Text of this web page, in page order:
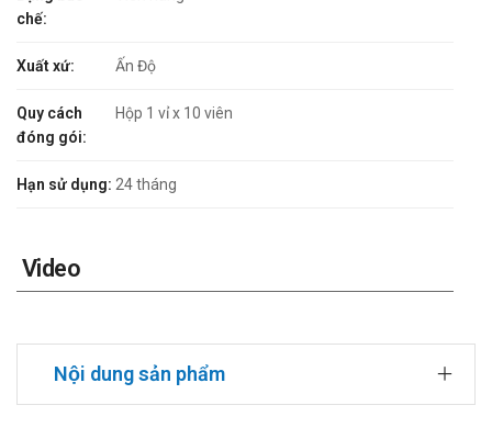
chế:
Xuất xứ: Ấn Độ
Quy cách
đóng gói:
Hộp 1 vỉ x 10 viên
Hạn sử dụng: 24 tháng
Video
Nội dung sản phẩm